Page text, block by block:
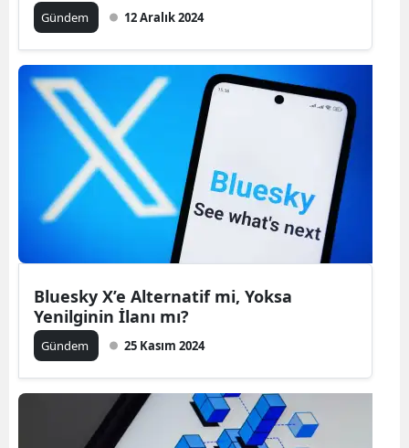
Gündem 12 Aralık 2024
Bluesky X’e Alternatif mi, Yoksa
Yenilginin İlanı mı?
Gündem 25 Kasım 2024